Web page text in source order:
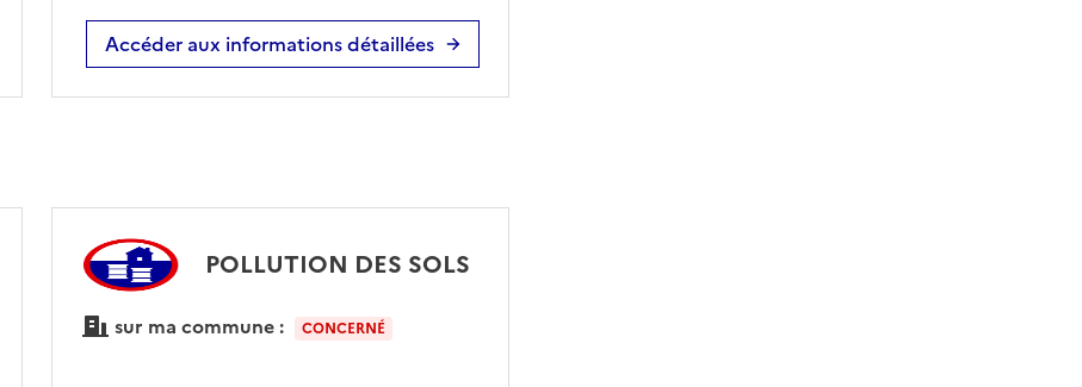
Accéder aux informations détaillées
POLLUTION DES SOLS
sur ma commune : CONCERNÉ